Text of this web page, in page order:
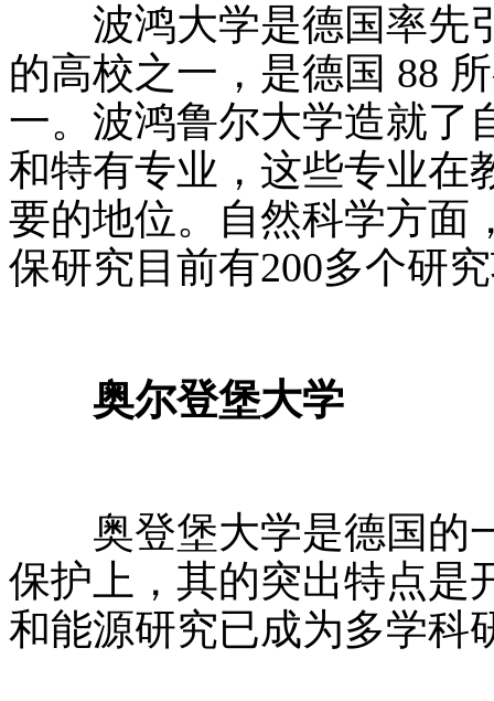
波鸿大学是德国率先
的高校之一，是德国 88
一。波鸿鲁尔大学造就了
和特有专业，这些专业在
要的地位。自然科学方面
保研究目前有200多个研
奥尔登堡大学
奥登堡大学是德国的
保护上，其的突出特点是
和能源研究已成为多学科